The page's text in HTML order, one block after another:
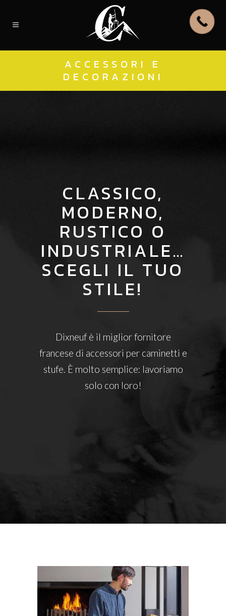
ACCESSORI E
DECORAZIONI
CLASSICO,
MODERNO,
RUSTICO O
INDUSTRIALE…
SCEGLI IL TUO
STILE!
Dixneuf è il miglior fornitore
francese di accessori per caminetti e
stufe. È molto semplice: lavoriamo
solo con loro!